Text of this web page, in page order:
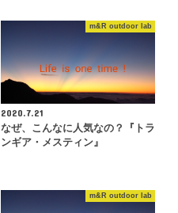
m&R outdoor lab
2020.7.21
なぜ、こんなに人気なの？『トラ
ンギア・メスティン』
m&R outdoor lab